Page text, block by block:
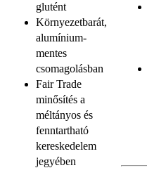
glutént
Környezetbarát,
alumínium-
mentes
csomagolásban
Fair Trade
minősítés a
méltányos és
fenntartható
kereskedelem
jegyében